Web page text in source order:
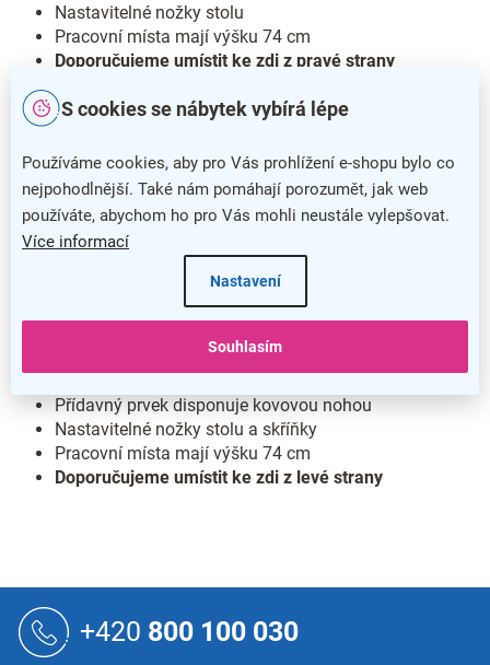
S cookies se nábytek vybírá lépe
Používáme cookies, aby pro Vás prohlížení e-shopu bylo co
nejpohodlnější. Také nám pomáhají porozumět, jak web
používáte, abychom ho pro Vás mohli neustále vylepšovat.
Více informací
Nastavení
Souhlasím
Nastavitelné nožky stolu
Pracovní místa mají výšku 74 cm
Doporučujeme umístit ke zdi z pravé strany
Pravé rohové pracovní místo
Přídavný prvek disponuje kovovou nohou
Nastavitelné nožky stolu a skříňky
Pracovní místa mají výšku 74 cm
Doporučujeme umístit ke zdi z levé strany
+420 800 100 030